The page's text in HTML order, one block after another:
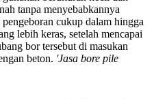
tanpa menyebabkannya
cukup dalam hingga
lebih keras, setelah mencapai
bor tersebut di masukan
beton. 'Jasa bore pile